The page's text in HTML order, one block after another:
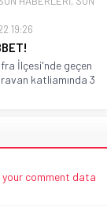
19:26
İlçesi'nde geçen
katliamında 3
your comment data